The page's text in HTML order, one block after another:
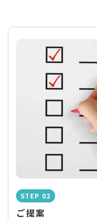
STEP 02
ご提案